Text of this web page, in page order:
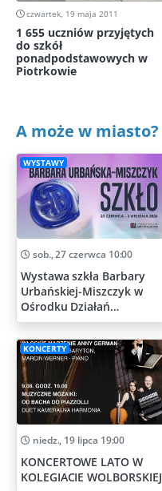
czwartek, 19 maja 2011
1 655 uczniów przyjętych
do szkół
ponadpodstawowych w
Piotrkowie
A może w miasto?
WYSTAWY
sob., 27 czerwca 10:00
Wystawa szkła Barbary
Urbańskiej-Miszczyk w
Ośrodku Działań
Artystycznych
KONCERTY
niedz., 19 lipca 19:00
KONCERTOWE LATO W
KOLEGIACIE WOLBORSKIEJ